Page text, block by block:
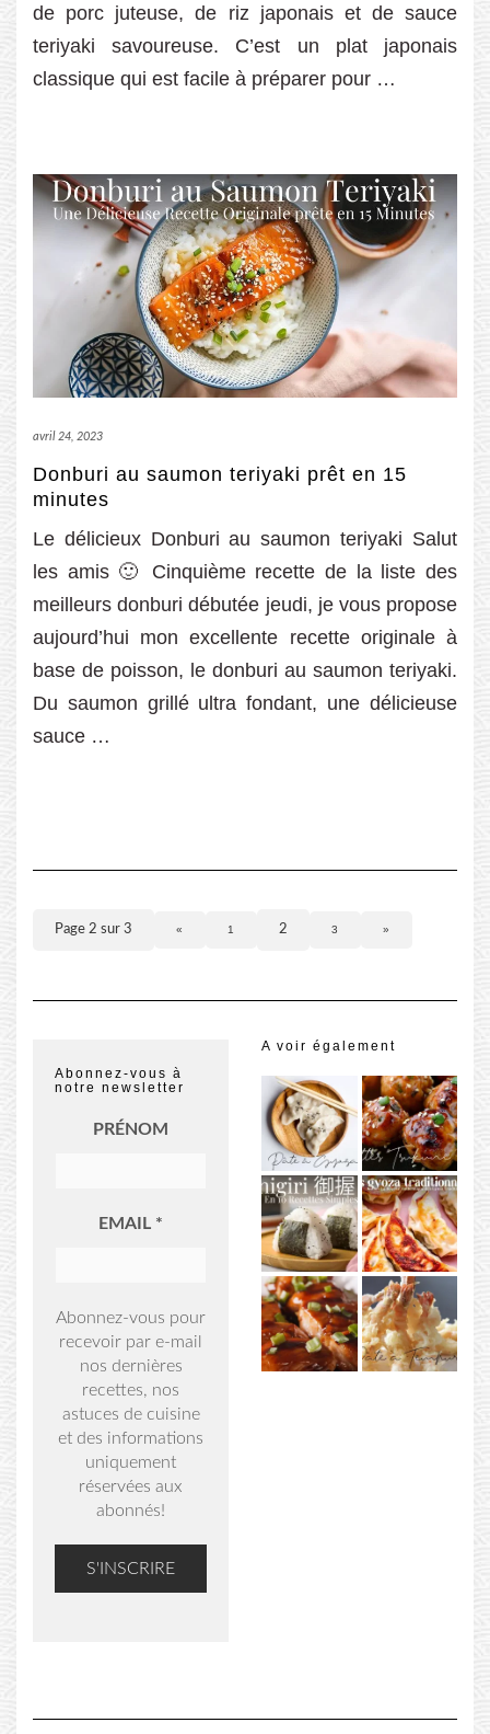
de porc juteuse, de riz japonais et de sauce
teriyaki savoureuse. C’est un plat japonais
classique qui est facile à préparer pour …
avril 24, 2023
Donburi au saumon teriyaki prêt en 15
minutes
Le délicieux Donburi au saumon teriyaki Salut
les amis 🙂 Cinquième recette de la liste des
meilleurs donburi débutée jeudi, je vous propose
aujourd’hui mon excellente recette originale à
base de poisson, le donburi au saumon teriyaki.
Du saumon grillé ultra fondant, une délicieuse
sauce …
Page 2 sur 3 « 1 2 3 »
Abonnez-vous à
notre newsletter
PRÉNOM
EMAIL *
Abonnez-vous pour
recevoir par e-mail
nos dernières
recettes, nos
astuces de cuisine
et des informations
uniquement
réservées aux
abonnés!
A voir également